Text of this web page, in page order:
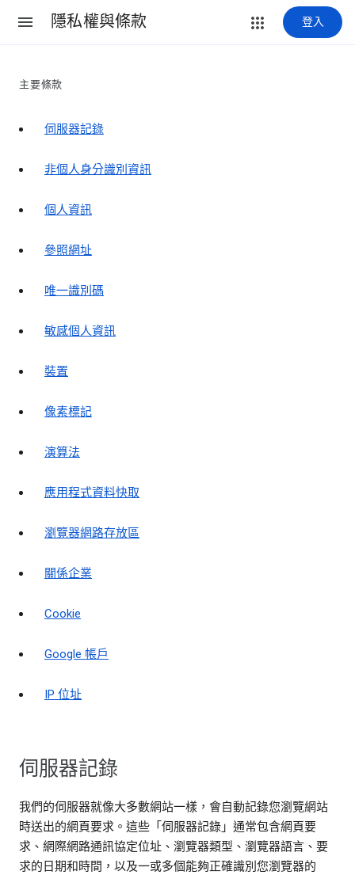
隱私權與條款 登入
主要條款
伺服器記錄
非個人身分識別資訊
個人資訊
參照網址
唯一識別碼
敏感個人資訊
裝置
像素標記
演算法
應用程式資料快取
瀏覽器網路存放區
關係企業
Cookie
Google 帳戶
IP 位址
伺服器記錄
我們的伺服器就像大多數網站一樣，會自動記錄您瀏覽網站
時送出的網頁要求。這些「伺服器記錄」通常包含網頁要
求、網際網路通訊協定位址、瀏覽器類型、瀏覽器語言、要
求的日期和時間，以及一或多個能夠正確識別您瀏覽器的